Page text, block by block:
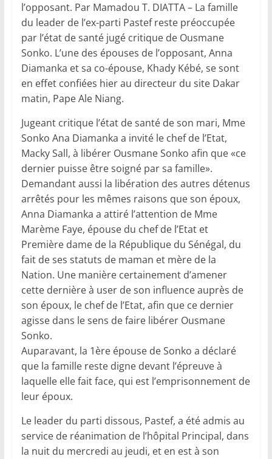
l’opposant. Par Mamadou T. DIATTA – La famille
du leader de l’ex-parti Pastef reste préoccupée
par l’état de santé jugé critique de Ousmane
Sonko. L’une des épouses de l’opposant, Anna
Diamanka et sa co-épouse, Khady Kébé, se sont
en effet confiées hier au directeur du site Dakar
matin, Pape Ale Niang.
Jugeant critique l’état de santé de son mari, Mme
Sonko Ana Diamanka a invité le chef de l’Etat,
Macky Sall, à libérer Ousmane Sonko afin que «ce
dernier puisse être soigné par sa famille».
Demandant aussi la libération des autres détenus
arrêtés pour les mêmes raisons que son époux,
Anna Diamanka a attiré l’attention de Mme
Marème Faye, épouse du chef de l’Etat et
Première dame de la République du Sénégal, du
fait de ses statuts de maman et mère de la
Nation. Une manière certainement d’amener
cette dernière à user de son influence auprès de
son époux, le chef de l’Etat, afin que ce dernier
agisse dans le sens de faire libérer Ousmane
Sonko.
Auparavant, la 1ère épouse de Sonko a déclaré
que la famille reste digne devant l’épreuve à
laquelle elle fait face, qui est l’emprisonnement de
leur époux.
Le leader du parti dissous, Pastef, a été admis au
service de réanimation de l’hôpital Principal, dans
la nuit du mercredi au jeudi, et en est à son